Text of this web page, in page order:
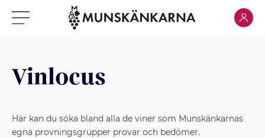
Klicka för meny Klicka
Vinlocus
Här kan du söka bland alla de viner som Munskänkarnas
egna provningsgrupper provar och bedömer.